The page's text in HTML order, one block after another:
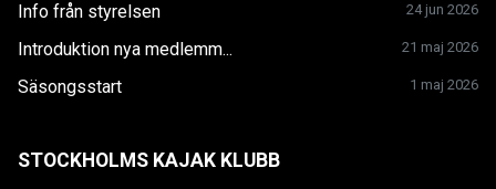
Info från styrelsen 24 jun 2026
Introduktion nya medlemm... 21 maj 2026
Säsongsstart 1 maj 2026
STOCKHOLMS KAJAK KLUBB